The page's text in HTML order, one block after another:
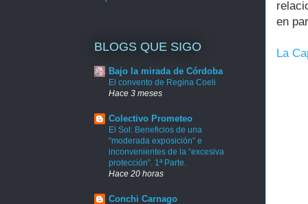
en
La
BLOGS QUE SIGO
Bajo la mirada de Córdoba
El convento de Regina Coeli
Hace 3 meses
Colectivo Prometeo
El Sol: Beneficios de una
“moderada exposición” e
inconvenientes de la “excesiva
protección”. 1ª Parte.
Hace 20 horas
Conchi Carnago